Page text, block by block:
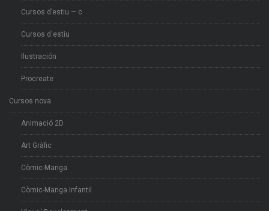
Cursos d’estiu — c
Cursos d'estiu
Ilustración
Procreate
Cursos nova
Animació 2D
Art Gràfic
Còmic-Manga
Còmic-Manga Infantil